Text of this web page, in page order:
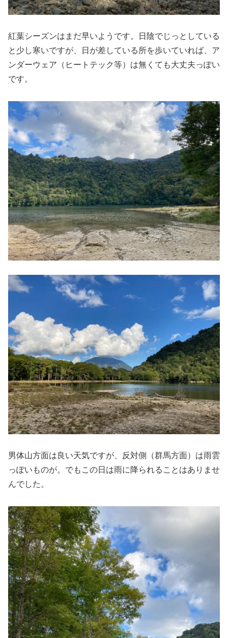
紅葉シーズンはまだ早いようです。日陰でじっとしている
と少し寒いですが、日が差している所を歩いていれば、ア
ンダーウェア（ヒートテック等）は無くても大丈夫っぽい
です。
男体山方面は良い天気ですが、反対側（群馬方面）は雨雲
っぽいものが。でもこの日は雨に降られることはありませ
んでした。